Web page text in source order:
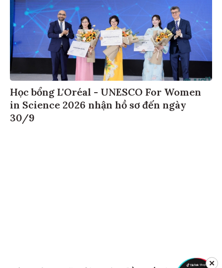
Học bổng L'Oréal - UNESCO For Women
in Science 2026 nhận hồ sơ đến ngày
30/9
✕